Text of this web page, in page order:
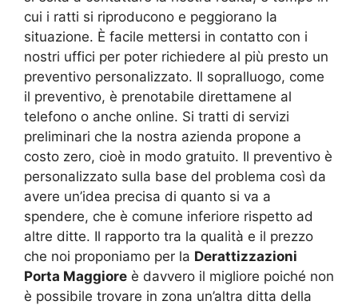
cui i ratti si riproducono e peggiorano la
situazione. È facile mettersi in contatto con i
nostri uffici per poter richiedere al più presto un
preventivo personalizzato. Il sopralluogo, come
il preventivo, è prenotabile direttamene al
telefono o anche online. Si tratti di servizi
preliminari che la nostra azienda propone a
costo zero, cioè in modo gratuito. Il preventivo è
personalizzato sulla base del problema così da
avere un’idea precisa di quanto si va a
spendere, che è comune inferiore rispetto ad
altre ditte. Il rapporto tra la qualità e il prezzo
che noi proponiamo per la Derattizzazioni
Porta Maggiore è davvero il migliore poiché non
è possibile trovare in zona un’altra ditta della